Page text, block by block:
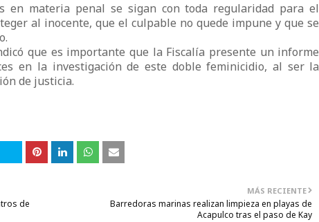
en materia penal se sigan con toda regularidad para el
al inocente, que el culpable no quede impune y que se
que es importante que la Fiscalía presente un informe
en la investigación de este doble feminicidio, al ser la
de justicia.
MÁS RECIENTE
Barredoras marinas realizan limpieza en playas de
Acapulco tras el paso de Kay
de